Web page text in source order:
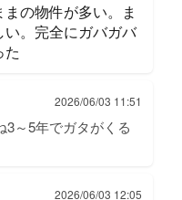
の物件が多い。ま
。完全にガバガバ
た
2026/06/03 11:51
3～5年でガタがくる
2026/06/03 12:05